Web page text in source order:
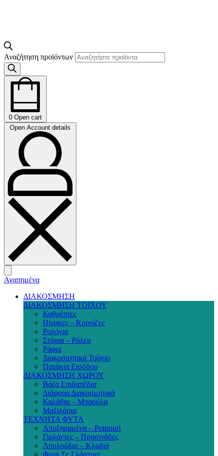
Αναζήτηση προϊόντων
0 Open cart
Open Account details
Αγαπημένα
ΔΙΑΚΟΣΜΗΣΗ
ΔΙΑΚΟΣΜΗΣΗ ΤΟΙΧΟΥ
Καθρέπτες
Πίνακες – Κορνίζες
Ρολόγια
Στόρια – Ρόλερ
Ράφια
Διακοσμητικά Τοίχου
Πατάκια Εισόδου
ΔΙΑΚΟΣΜΗΣΗ ΧΩΡΟΥ
Βάζα Επιδαπέδια
Διάφορα Διακοσμητικά
Καλάθια – Μπαούλα
Μαξιλάρια
ΤΕΧΝΗΤΑ ΦΥΤΑ
Αποξηραμένα – Potpouri
Γιρλάντες – Πρασινάδες
Λουλούδια – Κλαδιά
Φυτά Σε Γλάστρες